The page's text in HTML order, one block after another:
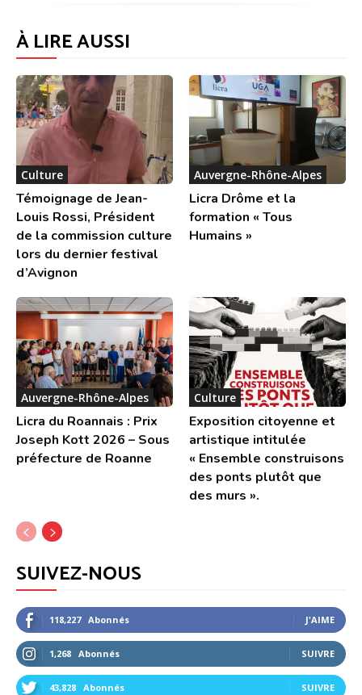
À LIRE AUSSI
Culture
Témoignage de Jean-
Louis Rossi, Président
de la commission culture
lors du dernier festival
d’Avignon
Auvergne-Rhône-Alpes
Licra Drôme et la
formation « Tous
Humains »
Auvergne-Rhône-Alpes
Licra du Roannais : Prix
Joseph Kott 2026 – Sous
préfecture de Roanne
Culture
Exposition citoyenne et
artistique intitulée
« Ensemble construisons
des ponts plutôt que
des murs ».
SUIVEZ-NOUS
118,227 Abonnés J'AIME
1,268 Abonnés SUIVRE
43,828 Abonnés SUIVRE